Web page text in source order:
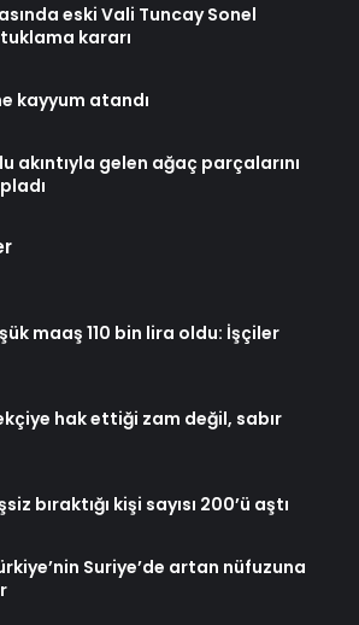
eski Vali Tuncay Sonel
kararı
kayyum atandı
akıntıyla gelen ağaç parçalarını
maaş 110 bin lira oldu: İşçiler
hak ettiği zam değil, sabır
bıraktığı kişi sayısı 200’ü aştı
Suriye’de artan nüfuzuna